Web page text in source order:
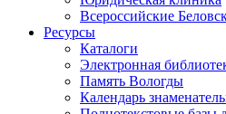
Всероссийские
Ресурсы
Каталоги
Электронная
Память Вологды
Календарь